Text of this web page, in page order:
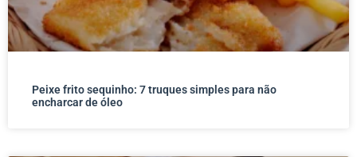
Peixe frito sequinho: 7 truques simples para não
encharcar de óleo